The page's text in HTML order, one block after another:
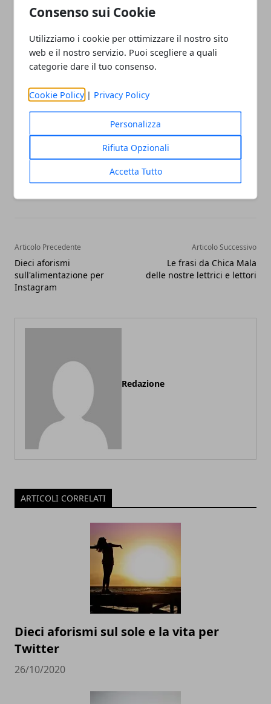
Consenso sui Cookie
Utilizziamo i cookie per ottimizzare il nostro sito
web e il nostro servizio. Puoi scegliere a quali
categorie dare il tuo consenso.
Cookie Policy | Privacy Policy
Personalizza
Rifiuta Opzionali
Accetta Tutto
anche la nostra sezione dedicata alle
Twitterper scoprire altre frasi famose da
condividere su questo social network.
Migliori frasi sull'amicizia per Twitter
Facebook
TwitterWhatsapp
Articolo Precedente
Dieci aforismi
sull'alimentazione per
Instagram
Articolo Successivo
Le frasi da Chica Mala
delle nostre lettrici e lettori
Redazione
ARTICOLI CORRELATI
Dieci aforismi sul sole e la vita per
Twitter
26/10/2020